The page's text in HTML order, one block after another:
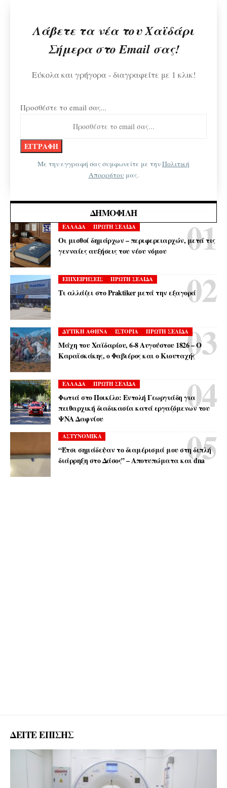
Λάβετε τα νέα του Χαϊδάρι
Σήμερα στο Email σας!
Εύκολα και γρήγορα - διαγραφείτε με 1 κλικ!
Προσθέστε το email σας...
Με την εγγραφή σας συμφωνείτε με τηνΠολιτική
Απορρήτου μας.
ΔΗΜΟΦΙΛΉ
ΕΛΛΑΔΑ ΠΡΩΤΗ ΣΕΛΙΔΑ
Οι μισθοί δημάρχων – περιφερειαρχών, μετά τις
γενναίες αυξήσεις του νέου νόμου
ΕΠΙΧΕΙΡΗΣΕΙΣ ΠΡΩΤΗ ΣΕΛΙΔΑ
Τι αλλάζει στο Praktiker μετά την εξαγορά
ΔΥΤΙΚΗ ΑΘΗΝΑ ΙΣΤΟΡΙΑ ΠΡΩΤΗ ΣΕΛΙΔΑ
Μάχη του Χαϊδαρίου, 6-8 Αυγούστου 1826 – Ο
Καραϊσκάκης, ο Φαβιέρος και ο Κιουταχής
ΕΛΛΑΔΑ ΠΡΩΤΗ ΣΕΛΙΔΑ
Φωτιά στο Ποικίλο: Εντολή Γεωργιάδη για
πειθαρχική διαδικασία κατά εργαζόμενων του
ΨΝΑ Δαφνίου
ΑΣΤΥΝΟΜΙΚΑ
“Έτσι σημάδεψαν το διαμέρισμά μου στη διπλή
διάρρηξη στο Δάσος” – Αποτυπώματα και dna
ΔΕΙΤΕ ΕΠΙΣΗΣ